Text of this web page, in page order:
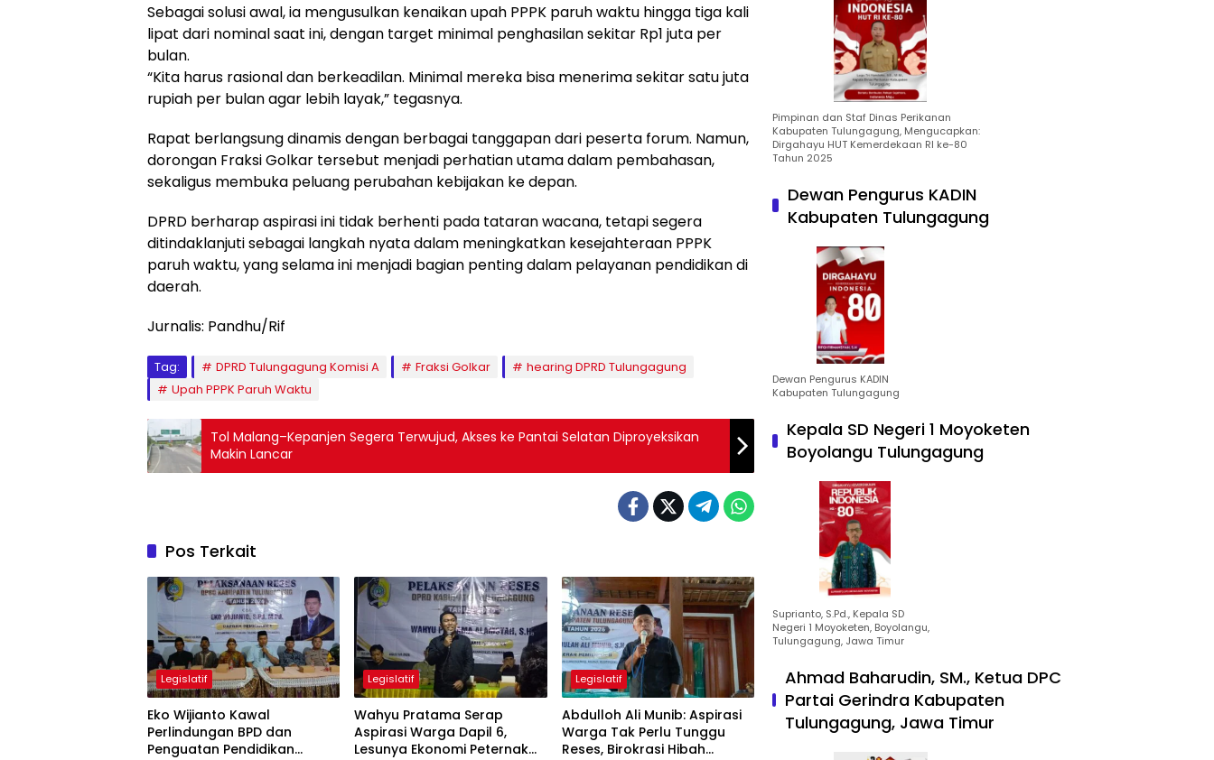
Sebagai solusi awal, ia mengusulkan kenaikan upah PPPK paruh waktu hingga tiga kali
lipat dari nominal saat ini, dengan target minimal penghasilan sekitar Rp1 juta per
bulan.
“Kita harus rasional dan berkeadilan. Minimal mereka bisa menerima sekitar satu juta
rupiah per bulan agar lebih layak,” tegasnya.
Rapat berlangsung dinamis dengan berbagai tanggapan dari peserta forum. Namun,
dorongan Fraksi Golkar tersebut menjadi perhatian utama dalam pembahasan,
sekaligus membuka peluang perubahan kebijakan ke depan.
DPRD berharap aspirasi ini tidak berhenti pada tataran wacana, tetapi segera
ditindaklanjuti sebagai langkah nyata dalam meningkatkan kesejahteraan PPPK
paruh waktu, yang selama ini menjadi bagian penting dalam pelayanan pendidikan di
daerah.
Jurnalis: Pandhu/Rif
Tag: DPRD Tulungagung Komisi A Fraksi Golkar
hearing DPRD Tulungagung
Upah PPPK Paruh Waktu
Tol Malang–Kepanjen Segera Terwujud, Akses ke Pantai Selatan Diproyeksikan
Makin Lancar
Pos Terkait
Legislatif
Eko Wijianto Kawal
Perlindungan BPD dan
Penguatan Pendidikan
Legislatif
Wahyu Pratama Serap
Aspirasi Warga Dapil 6,
Lesunya Ekonomi Peternak
Legislatif
Abdulloh Ali Munib: Aspirasi
Warga Tak Perlu Tunggu
Reses, Birokrasi Hibah
Pimpinan dan Staf Dinas Perikanan
Kabupaten Tulungagung, Mengucapkan:
Dirgahayu HUT Kemerdekaan RI ke-80
Tahun 2025
Dewan Pengurus KADIN
Kabupaten Tulungagung
Dewan Pengurus KADIN
Kabupaten Tulungagung
Kepala SD Negeri 1 Moyoketen
Boyolangu Tulungagung
Suprianto, S.Pd., Kepala SD
Negeri 1 Moyoketen, Boyolangu,
Tulungagung, Jawa Timur
Ahmad Baharudin, SM., Ketua DPC
Partai Gerindra Kabupaten
Tulungagung, Jawa Timur